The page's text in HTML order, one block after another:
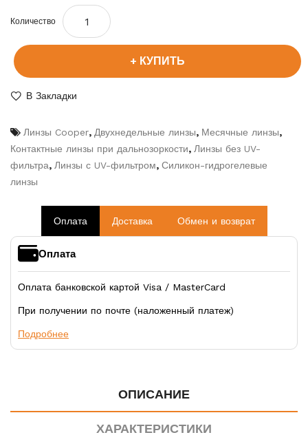
Количество
КУПИТЬ
В Закладки
Линзы Cooper, Двухнедельные линзы, Месячные линзы,
Контактные линзы при дальнозоркости, Линзы без UV-
фильтра, Линзы с UV-фильтром, Силикон-гидрогелевые
линзы
Оплата Доставка Обмен и возврат
Оплата
Оплата банковской картой Visa / MasterCard
При получении по почте (наложенный платеж)
Подробнее
ОПИСАНИЕ
ХАРАКТЕРИСТИКИ